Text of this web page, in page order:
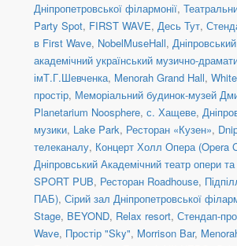
Дніпропетровської філармонії,
Party Spot, FIRST WAVE, Десь Тут,
в First Wave, NobelMuseHall,
академічний український музично-
імТ.Г.Шевченка, Menorah Grand Hall,
простір, Меморіальний будинок-музей
Planetarium Noosphere, с. Хащеве,
музики, Lake Park, Ресторан «Кузен»,
телеканалу, Концерт Холл Опера (Opera
Дніпровський Академічний театр опери
SPORT PUB, Ресторан Roadhouse,
ПАБ), Сірий зал Дніпропетровської
Stage, BEYOND, Relax resort, Стендап-
Wave, Простір "Sky", Morrison Bar,